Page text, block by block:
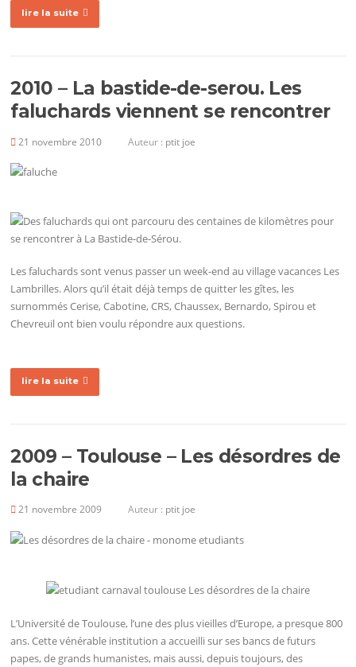
lire la suite
2010 – La bastide-de-serou. Les
faluchards viennent se rencontrer
21 novembre 2010 Auteur : ptit joe
Les faluchards sont venus passer un week-end au village vacances Les
Lambrilles. Alors qu’il était déjà temps de quitter les gîtes, les
surnommés Cerise, Cabotine, CRS, Chaussex, Bernardo, Spirou et
Chevreuil ont bien voulu répondre aux questions.
lire la suite
2009 – Toulouse – Les désordres de
la chaire
21 novembre 2009 Auteur : ptit joe
L’Université de Toulouse, l’une des plus vieilles d’Europe, a presque 800
ans. Cette vénérable institution a accueilli sur ses bancs de futurs
papes, de grands humanistes, mais aussi, depuis toujours, des